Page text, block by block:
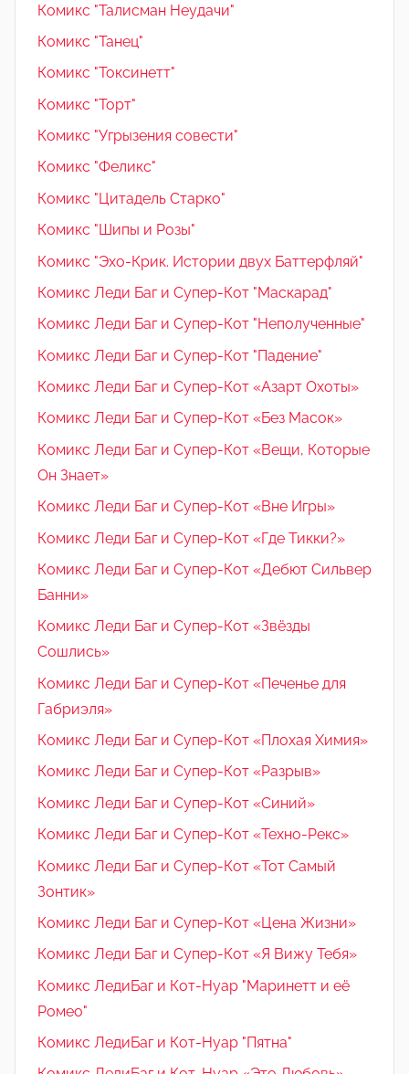
Комикс "Талисман Неудачи"
Комикс "Танец"
Комикс "Токсинетт"
Комикс "Торт"
Комикс "Угрызения совести"
Комикс "Феликс"
Комикс "Цитадель Старко"
Комикс "Шипы и Розы"
Комикс "Эхо-Крик. Истории двух Баттерфляй"
Комикс Леди Баг и Супер-Кот "Маскарад"
Комикс Леди Баг и Супер-Кот "Неполученные"
Комикс Леди Баг и Супер-Кот "Падение"
Комикс Леди Баг и Супер-Кот «Азарт Охоты»
Комикс Леди Баг и Супер-Кот «Без Масок»
Комикс Леди Баг и Супер-Кот «Вещи, Которые
Он Знает»
Комикс Леди Баг и Супер-Кот «Вне Игры»
Комикс Леди Баг и Супер-Кот «Где Тикки?»
Комикс Леди Баг и Супер-Кот «Дебют Сильвер
Банни»
Комикс Леди Баг и Супер-Кот «Звёзды
Сошлись»
Комикс Леди Баг и Супер-Кот «Печенье для
Габриэля»
Комикс Леди Баг и Супер-Кот «Плохая Химия»
Комикс Леди Баг и Супер-Кот «Разрыв»
Комикс Леди Баг и Супер-Кот «Синий»
Комикс Леди Баг и Супер-Кот «Техно-Рекс»
Комикс Леди Баг и Супер-Кот «Тот Самый
Зонтик»
Комикс Леди Баг и Супер-Кот «Цена Жизни»
Комикс Леди Баг и Супер-Кот «Я Вижу Тебя»
Комикс ЛедиБаг и Кот-Нуар "Маринетт и её
Ромео"
Комикс ЛедиБаг и Кот-Нуар "Пятна"